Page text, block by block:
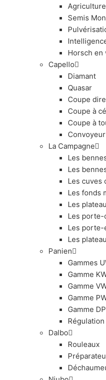
Semis
Horsch en
Capello
Diamant
Quasar
Coupe
Coupe à
Coupe à
La Campagne
Les
Les
Les cuves
Les fonds
Les
Les porte-
Les porte-
Les
Panien
Gammes
Gamme
Gamme
Gamme
Gamme
Dalbo
Rouleaux